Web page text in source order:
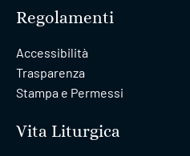
Regolamenti
Accessibilità
Trasparenza
Stampa e Permessi
Vita Liturgica